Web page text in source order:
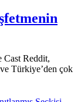
Reddit,
Türkiye’den çok